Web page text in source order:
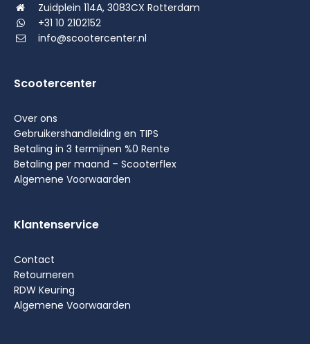
Zuidplein 114A, 3083CX Rotterdam
+31 10 2102152
info@scootercenter.nl
Scootercenter
Over ons
Gebruikershandleiding en TIPS
Betaling in 3 termijnen %0 Rente
Betaling per maand – Scooterflex
Algemene Voorwaarden
Klantenservice
Contact
Retourneren
RDW Keuring
Algemene Voorwaarden